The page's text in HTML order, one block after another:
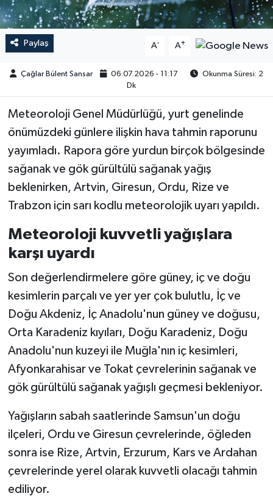
Paylaş A- A+
Çağlar Bülent Sansar 06.07.2026 - 11:17
Okunma Süresi: 2
Dk
​​​​​Meteoroloji Genel Müdürlüğü, yurt genelinde
önümüzdeki günlere ilişkin hava tahmin raporunu
yayımladı. Rapora göre yurdun birçok bölgesinde
sağanak ve gök gürültülü sağanak yağış
beklenirken, Artvin, Giresun, Ordu, Rize ve
Trabzon için sarı kodlu meteorolojik uyarı yapıldı.
Meteoroloji kuvvetli yağışlara
karşı uyardı
Son değerlendirmelere göre güney, iç ve doğu
kesimlerin parçalı ve yer yer çok bulutlu, İç ve
Doğu Akdeniz, İç Anadolu'nun güney ve doğusu,
Orta Karadeniz kıyıları, Doğu Karadeniz, Doğu
Anadolu'nun kuzeyi ile Muğla'nın iç kesimleri,
Afyonkarahisar ve Tokat çevrelerinin sağanak ve
gök gürültülü sağanak yağışlı geçmesi bekleniyor.
Yağışların sabah saatlerinde Samsun'un doğu
ilçeleri, Ordu ve Giresun çevrelerinde, öğleden
sonra ise Rize, Artvin, Erzurum, Kars ve Ardahan
çevrelerinde yerel olarak kuvvetli olacağı tahmin
ediliyor.